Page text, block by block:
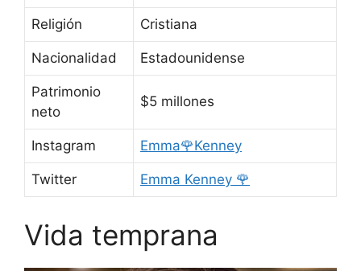
Religión Cristiana
Nacionalidad Estadounidense
Patrimonio
neto
$5 millones
Instagram Emma🌹Kenney
Twitter Emma Kenney 🌹
Vida temprana